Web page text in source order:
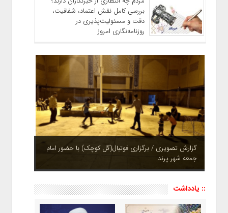
بررسی کامل نقش اعتماد، شفافیت،
دقت و مسئولیت‌پذیری در
روزنامه‌نگاری امروز
گزارش تصویری / برگزاری فوتبال(گل کوچک) با حضور امام
جمعه شهر پرند
:: یادداشت